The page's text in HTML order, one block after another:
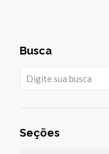
Busca
Seções